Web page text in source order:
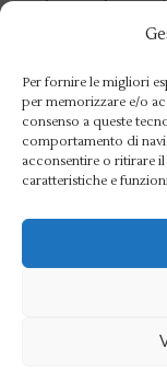
Per fornire le migliori
per memorizzare e/o
consenso a queste
comportamento di
acconsentire o ritirare
caratteristiche e
Tennis
Marmi.